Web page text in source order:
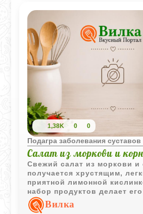
1,38K 0 0
Подагра заболевания суставов
Салат из моркови и
Свежий салат из моркови и
получается хрустящим,
приятной лимонной
набор продуктов делает
вариантом для быстрого
меню.Вилка